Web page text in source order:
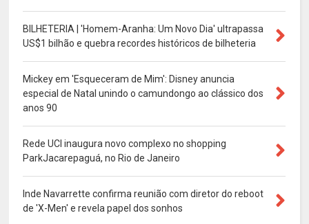
BILHETERIA | 'Homem-Aranha: Um Novo Dia' ultrapassa
US$1 bilhão e quebra recordes históricos de bilheteria
Mickey em 'Esqueceram de Mim': Disney anuncia
especial de Natal unindo o camundongo ao clássico dos
anos 90
Rede UCI inaugura novo complexo no shopping
ParkJacarepaguá, no Rio de Janeiro
Inde Navarrette confirma reunião com diretor do reboot
de 'X-Men' e revela papel dos sonhos